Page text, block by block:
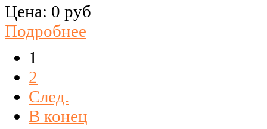
Цена: 0 руб
Подробнее
1
2
След.
В конец